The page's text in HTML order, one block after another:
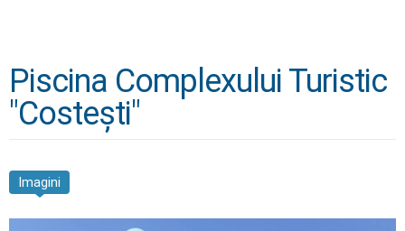
Piscina Complexului Turistic
"Costești"
Imagini